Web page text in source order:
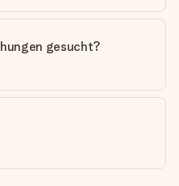
gesucht?